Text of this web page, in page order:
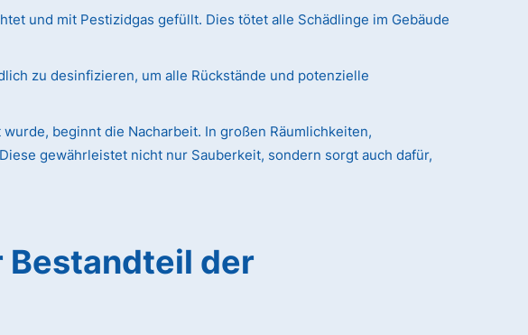
und mit Pestizidgas gefüllt. Dies tötet alle Schädlinge im Gebäude
zu desinfizieren, um alle Rückstände und potenzielle
beginnt die Nacharbeit. In großen Räumlichkeiten,
gewährleistet nicht nur Sauberkeit, sondern sorgt auch dafür,
Bestandteil der